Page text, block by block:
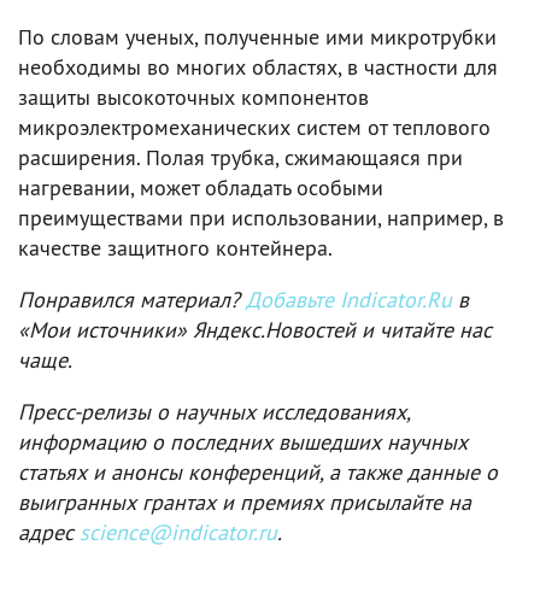
По словам ученых, полученные ими микротрубки
необходимы во многих областях, в частности для
защиты высокоточных компонентов
микроэлектромеханических систем от теплового
расширения. Полая трубка, сжимающаяся при
нагревании, может обладать особыми
преимуществами при использовании, например, в
качестве защитного контейнера.
Понравился материал?Добавьте Indicator.Ruв
«Мои источники» Яндекс.Новостей и читайте нас
чаще.
Пресс-релизы о научных исследованиях,
информацию о последних вышедших научных
статьях и анонсы конференций, а также данные о
выигранных грантах и премиях присылайте на
адресscience@indicator.ru.